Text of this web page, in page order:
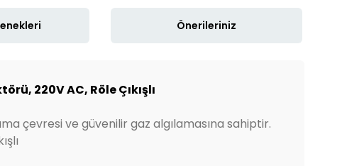
Önerileriniz
220V AC, Röle Çıkışlı
çevresi ve güvenilir gaz algılamasına sahiptir.